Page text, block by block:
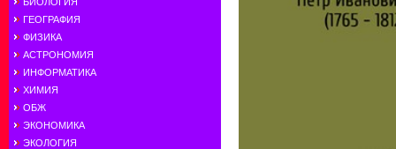
ГЕОГРАФИЯ
ФИЗИКА
АСТРОНОМИЯ
ИНФОРМАТИКА
ХИМИЯ
ОБЖ
ЭКОНОМИКА
ЭКОЛОГИЯ